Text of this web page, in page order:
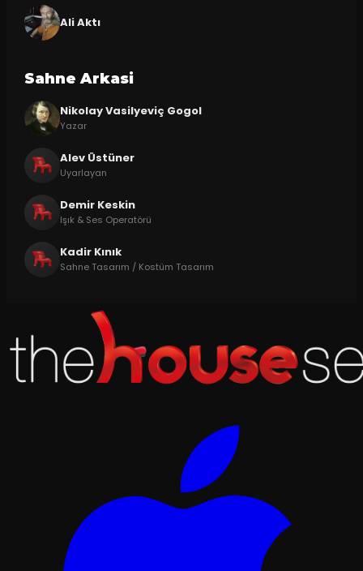
Ali Aktı
Sahne Arkasi
Nikolay Vasilyeviç Gogol
Yazar
Alev Üstüner
Uyarlayan
Demir Keskin
Işık & Ses Operatörü
Kadir Kınık
Sahne Tasarım / Kostüm Tasarım